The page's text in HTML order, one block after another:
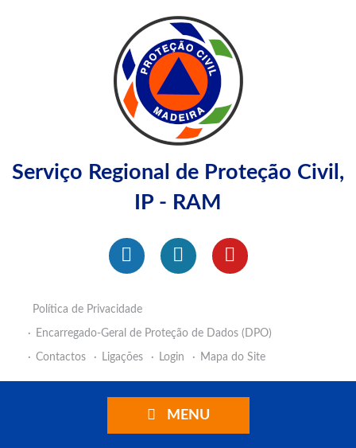
Serviço Regional de Proteção Civil,
IP - RAM
Política de Privacidade
Encarregado-Geral de Proteção de Dados (DPO)
Contactos
Ligações Login Mapa do Site
MENU